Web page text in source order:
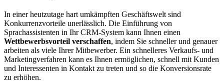
In einer heutzutage hart umkämpften Geschäftswelt sind
Konkurrenzvorteile unerlässlich. Die Einführung von
Sprachassistenten in Ihr CRM-System kann Ihnen einen
Wettbewerbsvorteil verschaffen, indem Sie schneller und genauer
arbeiten als viele Ihrer Mitbewerber. Ein schnelleres Verkaufs- und
Marketingverfahren kann es Ihnen ermöglichen, schnell mit Kunden
und Interessenten in Kontakt zu treten und so die Konversionsrate
zu erhöhen.